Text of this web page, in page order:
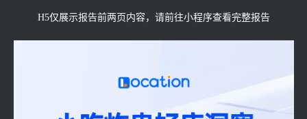
H5仅展示报告前两页内容，请前往小程序查看完整报告